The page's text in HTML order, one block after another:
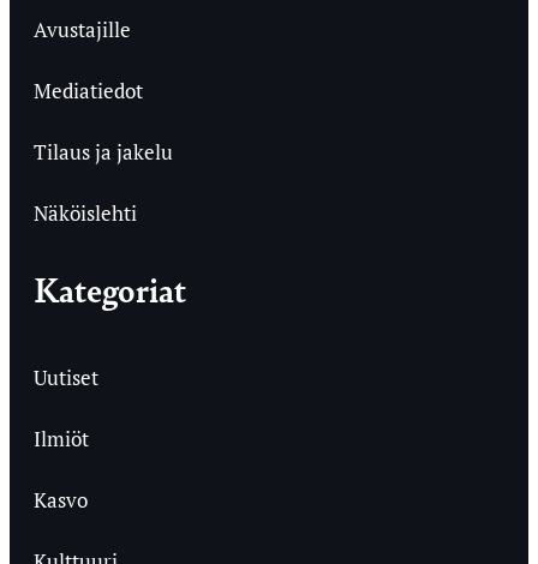
Avustajille
Mediatiedot
Tilaus ja jakelu
Näköislehti
Kategoriat
Uutiset
Ilmiöt
Kasvo